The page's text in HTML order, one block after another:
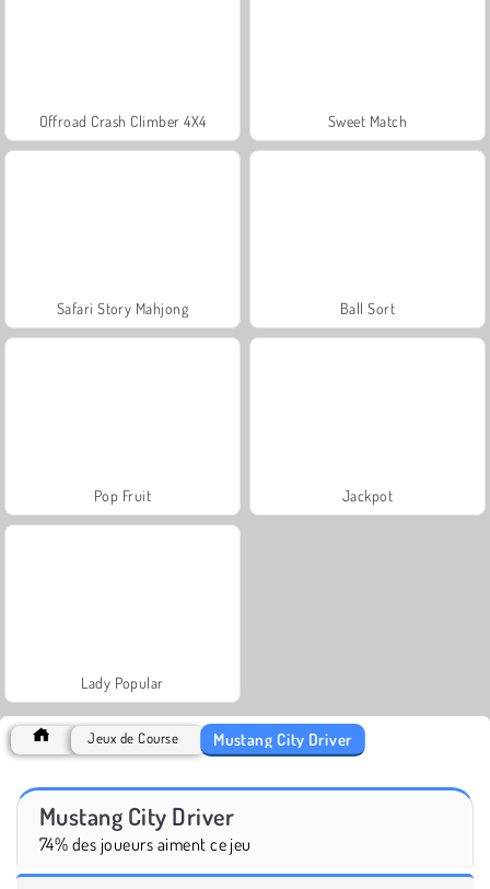
Offroad Crash Climber 4X4 Sweet Match
Safari Story Mahjong Ball Sort
Pop Fruit Jackpot
Lady Popular
Jeux de Course Mustang City Driver
Mustang City Driver
74% des joueurs aiment ce jeu